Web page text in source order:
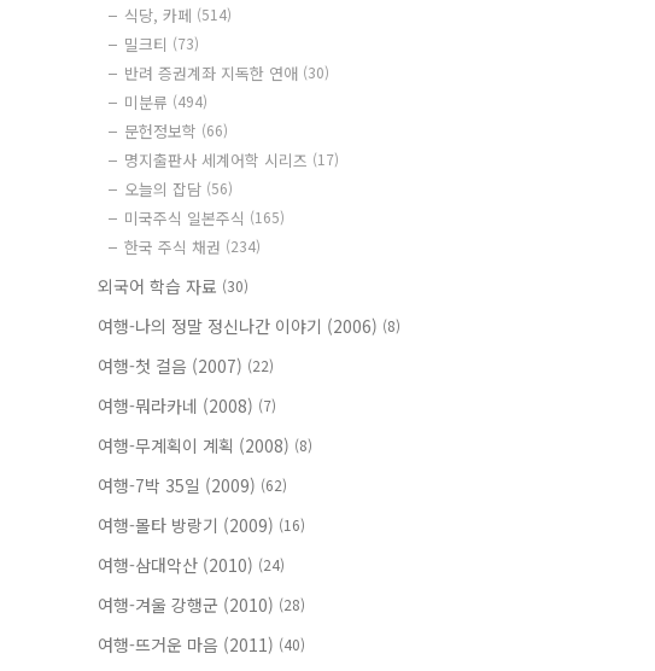
식당, 카페 (514)
밀크티 (73)
반려 증권계좌 지독한 연애 (30)
미분류 (494)
문헌정보학 (66)
명지출판사 세계어학 시리즈 (17)
오늘의 잡담 (56)
미국주식 일본주식 (165)
한국 주식 채권 (234)
외국어 학습 자료 (30)
여행-나의 정말 정신나간 이야기 (2006) (8)
여행-첫 걸음 (2007) (22)
여행-뭐라카네 (2008) (7)
여행-무계획이 계획 (2008) (8)
여행-7박 35일 (2009) (62)
여행-몰타 방랑기 (2009) (16)
여행-삼대악산 (2010) (24)
여행-겨울 강행군 (2010) (28)
여행-뜨거운 마음 (2011) (40)